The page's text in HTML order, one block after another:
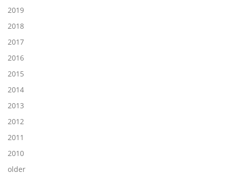
2019
2018
2017
2016
2015
2014
2013
2012
2011
2010
older